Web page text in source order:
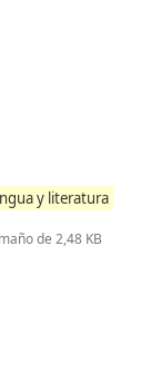
y literatura
de 2,48 KB